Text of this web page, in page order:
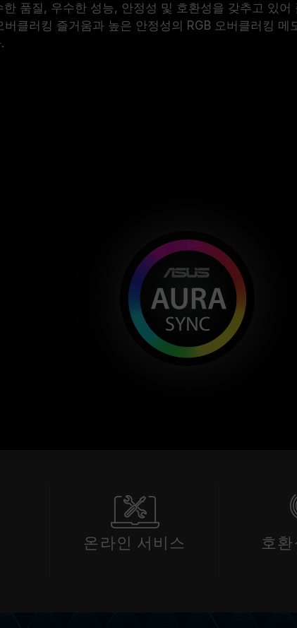
한 품질, 우수한 성능, 안정성 및 호환성을 갖추고 있어
버클러킹 즐거움과 높은 안정성의 RGB 오버클러킹 메
온라인 서비스 호